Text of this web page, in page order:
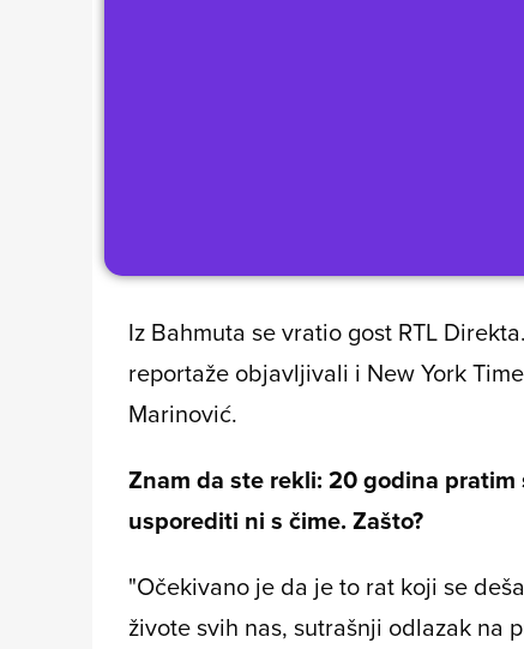
Iz Bahmuta se vratio gost RTL
reportaže objavljivali i New York
Marinović.
Znam da ste rekli: 20 godina
usporediti ni s čime. Zašto?
"Očekivano je da je to rat koji se
živote svih nas, sutrašnji odlazak na